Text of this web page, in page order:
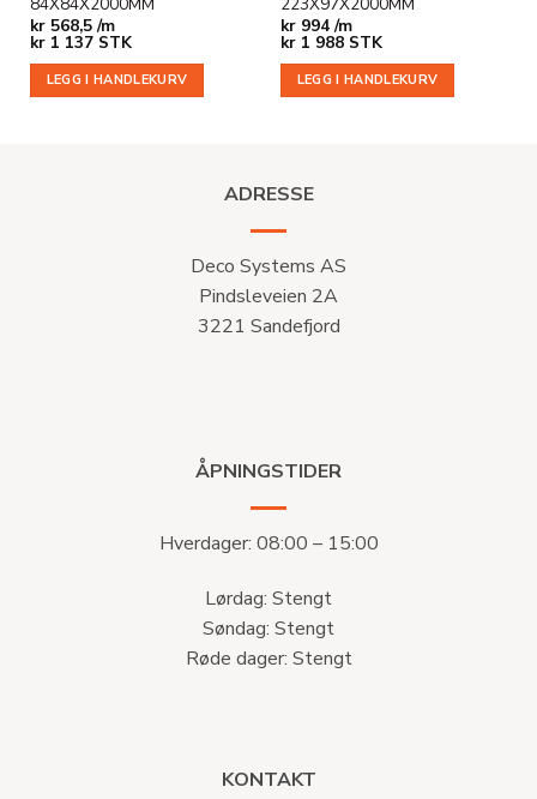
kr568,5 /m
kr1 137 STK
LEGG I HANDLEKURV
kr994 /m
kr1 988 STK
LEGG I HANDLEKURV
ADRESSE
Deco Systems AS
Pindsleveien 2A
3221 Sandefjord
ÅPNINGSTIDER
Hverdager: 08:00 – 15:00
Lørdag: Stengt
Søndag: Stengt
Røde dager: Stengt
KONTAKT